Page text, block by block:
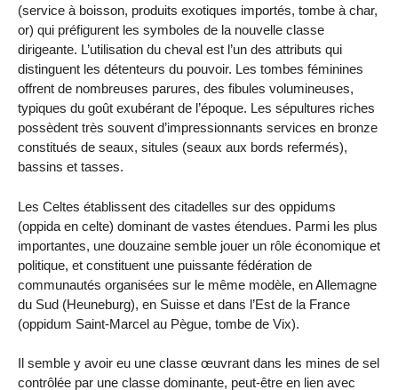
(service à boisson, produits exotiques importés, tombe à char,
or) qui préfigurent les symboles de la nouvelle classe
dirigeante. L’utilisation du cheval est l’un des attributs qui
distinguent les détenteurs du pouvoir. Les tombes féminines
offrent de nombreuses parures, des fibules volumineuses,
typiques du goût exubérant de l’époque. Les sépultures riches
possèdent très souvent d’impressionnants services en bronze
constitués de seaux, situles (seaux aux bords refermés),
bassins et tasses.
Les Celtes établissent des citadelles sur des oppidums
(oppida en celte) dominant de vastes étendues. Parmi les plus
importantes, une douzaine semble jouer un rôle économique et
politique, et constituent une puissante fédération de
communautés organisées sur le même modèle, en Allemagne
du Sud (Heuneburg), en Suisse et dans l’Est de la France
(oppidum Saint-Marcel au Pègue, tombe de Vix).
Il semble y avoir eu une classe œuvrant dans les mines de sel
contrôlée par une classe dominante, peut-être en lien avec